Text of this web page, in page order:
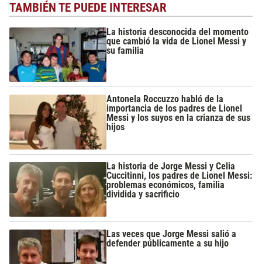
TAMBIÉN TE PUEDE INTERESAR
La historia desconocida del momento
que cambió la vida de Lionel Messi y
su familia
Antonela Roccuzzo habló de la
importancia de los padres de Lionel
Messi y los suyos en la crianza de sus
hijos
La historia de Jorge Messi y Celia
Cuccitinni, los padres de Lionel Messi:
problemas económicos, familia
dividida y sacrificio
Las veces que Jorge Messi salió a
defender públicamente a su hijo